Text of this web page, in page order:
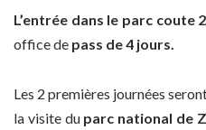
L’entrée dans le parc coute
office de pass de 4 jours.
Les 2 premières journées
la visite du parc national de